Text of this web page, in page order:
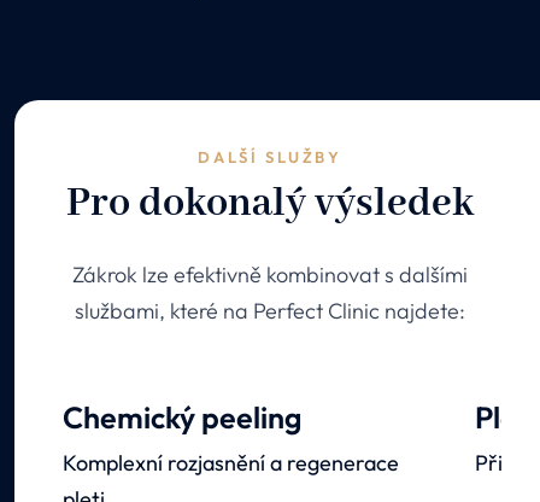
DALŠÍ SLUŽBY
Pro dokonalý výsledek
Zákrok lze efektivně kombinovat s dalšími
službami, které na Perfect Clinic najdete:
Chemický peeling
Komplexní rozjasnění a regenerace